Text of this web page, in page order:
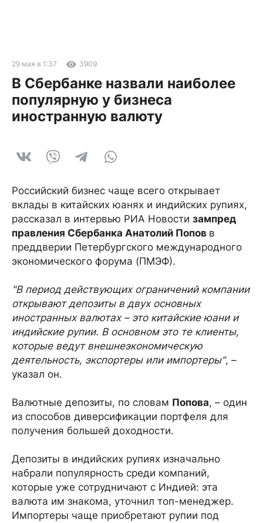
29 мая в 1:37 3909
В Сбербанке назвали наиболее
популярную у бизнеса
иностранную валюту
Российский бизнес чаще всего открывает
вклады в китайских юанях и индийских рупиях,
рассказал в интервью РИА Новости зампред
правления Сбербанка Анатолий Попов в
преддверии Петербургского международного
экономического форума (ПМЭФ).
"В период действующих ограничений компании
открывают депозиты в двух основных
иностранных валютах – это китайские юани и
индийские рупии. В основном это те клиенты,
которые ведут внешнеэкономическую
деятельность, экспортеры или импортеры", –
указал он.
Валютные депозиты, по словам Попова, – один
из способов диверсификации портфеля для
получения большей доходности.
Депозиты в индийских рупиях изначально
набрали популярность среди компаний,
которые уже сотрудничают с Индией: эта
валюта им знакома, уточнил топ-менеджер.
Импортеры чаще приобретают рупии под